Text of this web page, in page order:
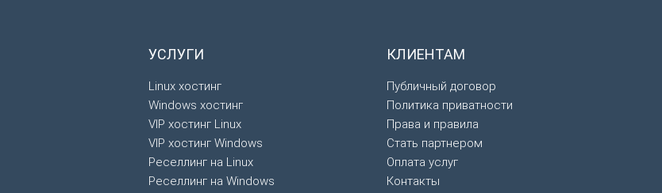
УСЛУГИ
Linux хостинг
Windows хостинг
VIP хостинг Linux
VIP хостинг Windows
Реселлинг на Linux
Реселлинг на Windows
КЛИЕНТАМ
Публичный договор
Политика приватности
Права и правила
Стать партнером
Оплата услуг
Контакты